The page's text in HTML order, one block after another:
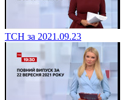
ТСН за 2021.09.23